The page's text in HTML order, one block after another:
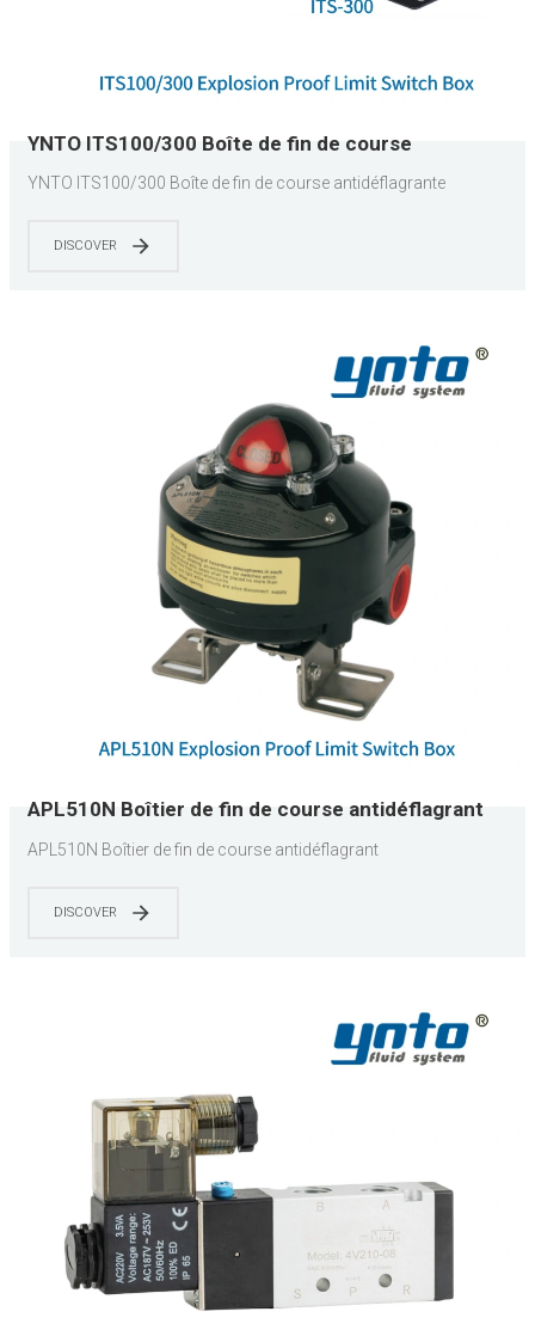
YNTO ITS100/300 Boîte de fin de course
antidéflagrante
YNTO ITS100/300 Boîte de fin de course antidéflagrante
DISCOVER
APL510N Boîtier de fin de course antidéflagrant
APL510N Boîtier de fin de course antidéflagrant
DISCOVER